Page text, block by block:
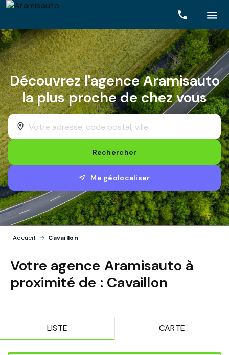
Accueil › Cavaillon
Rechercher
Votre agence Aramisauto à
proximité de : Cavaillon
LISTE CARTE